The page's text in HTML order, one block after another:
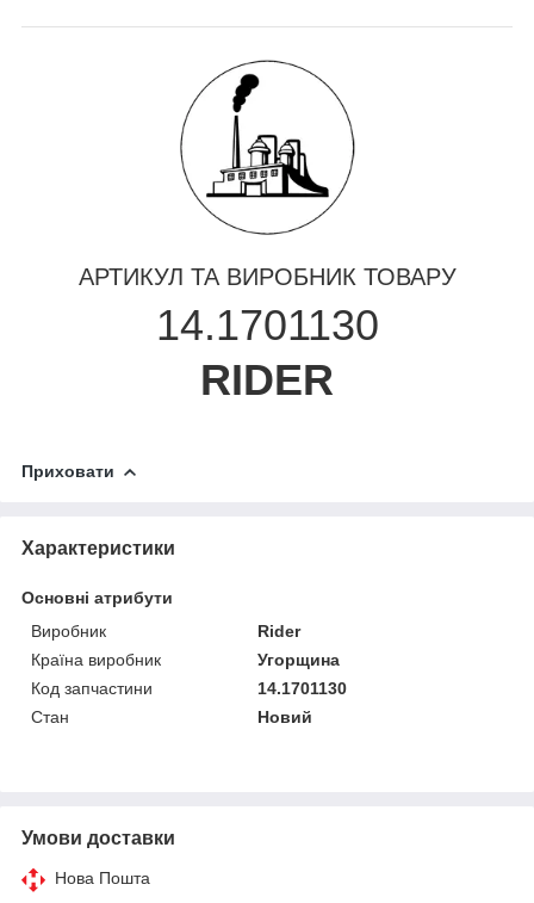
АРТИКУЛ ТА ВИРОБНИК ТОВАРУ
14.1701130
RIDER
Приховати
Характеристики
Основні атрибути
Виробник
Rider
Країна виробник
Угорщина
Код запчастини
14.1701130
Стан
Новий
Умови доставки
Нова Пошта